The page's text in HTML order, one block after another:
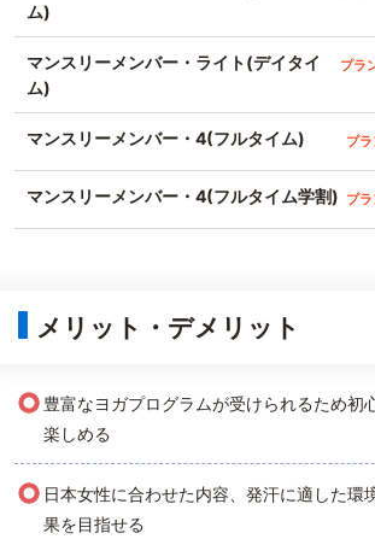
ム)
マンスリーメンバー・ライト(デイタイ
ム)
プラ
マンスリーメンバー・4(フルタイム) プ
マンスリーメンバー・4(フルタイム学割) プ
メリット・デメリット
○ 豊富なヨガプログラムが受けられるため初
楽しめる
○ 日本女性に合わせた内容、発汗に適した環
果を目指せる